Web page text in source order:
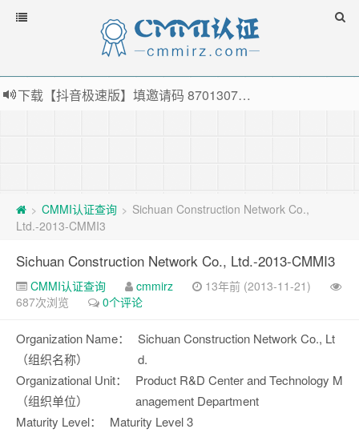
下载【抖音极速版】填邀请码 870130746 即可领38元红包，可立即支付宝提现！！
> CMMI认证查询 > Sichuan Construction Network Co.,
Ltd.-2013-CMMI3
Sichuan Construction Network Co., Ltd.-2013-CMMI3
CMMI认证查询 cmmirz
13年前 (2013-11-21)
687次浏览
0个评论
Organization Name：
（组织名称）
Sichuan Construction Network Co., Lt
d.
Organizational Unit：
（组织单位）
Product R&D Center and Technology M
anagement Department
Maturity Level：
Maturity Level 3